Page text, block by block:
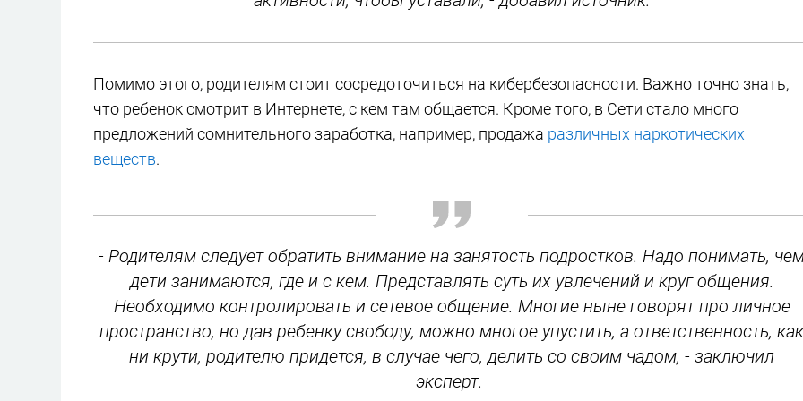
Помимо этого, родителям стоит сосредоточиться на кибербезопасности. Важно точно знать,
что ребенок смотрит в Интернете, с кем там общается. Кроме того, в Сети стало много
предложений сомнительного заработка, например, продажа различных наркотических
веществ.
- Родителям следует обратить внимание на занятость подростков. Надо понимать,
дети занимаются, где и с кем. Представлять суть их увлечений и круг общения.
Необходимо контролировать и сетевое общение. Многие ныне говорят про личное
пространство, но дав ребенку свободу, можно многое упустить, а ответственность, как
ни крути, родителю придется, в случае чего, делить со своим чадом, - заключил
эксперт.